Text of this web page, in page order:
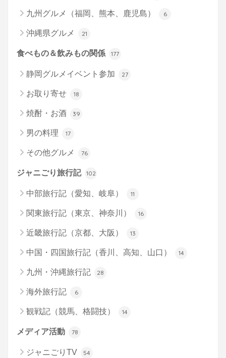
九州グルメ（福岡、熊本、鹿児島） 6
沖縄県グルメ 21
食べもの＆飲みもの関係 177
静岡グルメイベント参加 27
お取り寄せ 18
焼酎・お酒 39
男の料理 17
その他グルメ 76
ジャニごり旅行記 102
中部旅行記（愛知、岐阜） 11
関東旅行記（東京、神奈川） 16
近畿旅行記（京都、大阪） 13
中国・四国旅行記（香川、高知、山口） 14
九州・沖縄旅行記 28
海外旅行記 6
観戦記（競馬、格闘技） 14
メディア活動 78
ジャニごりTV 54